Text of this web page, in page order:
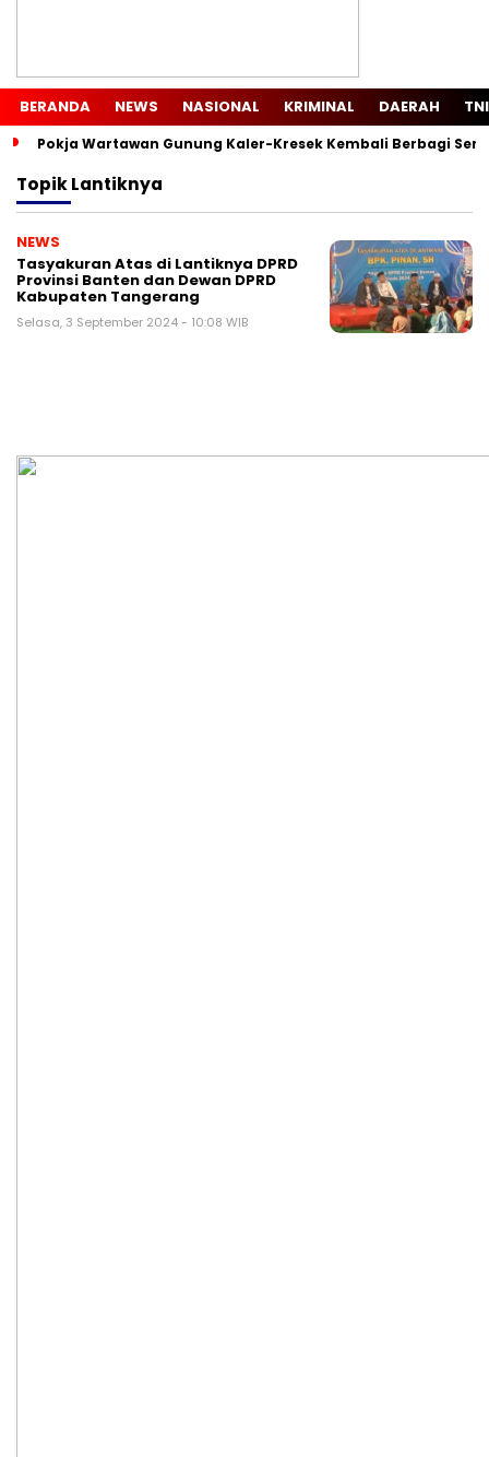
BERANDA NEWS NASIONAL KRIMINAL DAERAH
Pokja Wartawan Gunung Kaler-Kresek Kembali Berbagi
TopikLantiknya
NEWS
Tasyakuran Atas di Lantiknya DPRD
Provinsi Banten dan Dewan DPRD
Kabupaten Tangerang
Selasa, 3 September 2024 - 10:08 WIB